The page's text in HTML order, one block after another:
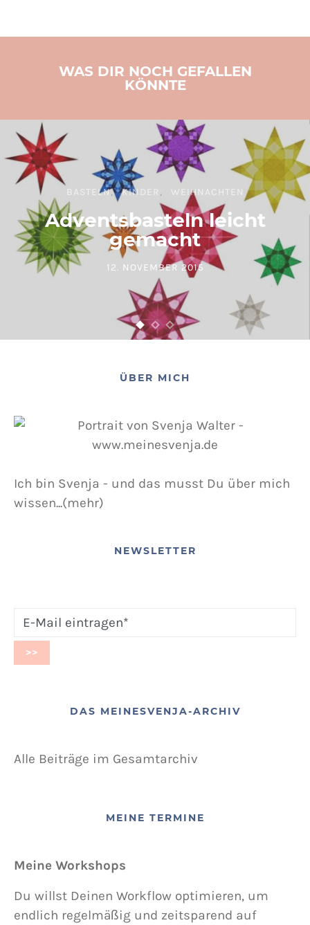
WAS DIR NOCH GEFALLEN
KÖNNTE
BASTELN KINDER WEIHNACHTEN
Adventsbasteln leicht
gemacht
POSTED ON
12. NOVEMBER 2015
ÜBER MICH
Ich bin Svenja - und das musst Du über mich
wissen...(mehr)
NEWSLETTER
DAS MEINESVENJA-ARCHIV
Alle Beiträge im Gesamtarchiv
MEINE TERMINE
Meine Workshops
Du willst Deinen Workflow optimieren, um
endlich regelmäßig und zeitsparend auf